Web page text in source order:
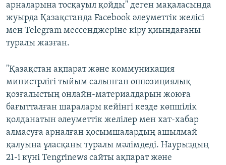
арналарына тосқауыл қойды" деген мақаласында
жуырда Қазақстанда Facebook әлеуметтік желісі
мен Telegram мессенджеріне кіру қиындағаны
туралы жазған.
"Қазақстан ақпарат және коммуникация
министрлігі тыйым салынған оппозициялық
қозғалыстың онлайн-материалдарын жоюға
бағытталған шаралары кейінгі кезде көпшілік
қолданатын әлеуметтік желілер мен хат-хабар
алмасуға арналған қосымшалардың ашылмай
қалуына ұласқаны туралы мәлімдеді. Наурыздың
21-і күні Tengrinews сайты ақпарат және